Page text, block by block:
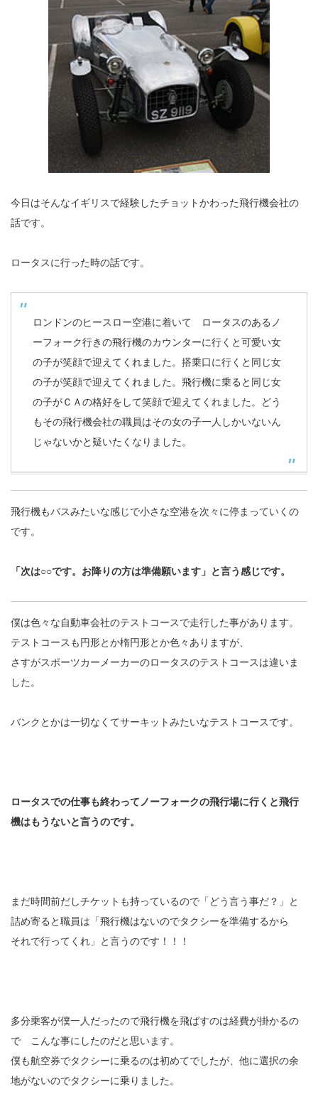
今日はそんなイギリスで経験したチョットかわった飛行機会社の
話です。
ロータスに行った時の話です。
ロンドンのヒースロー空港に着いて ロータスのあるノ
ーフォーク行きの飛行機のカウンターに行くと可愛い女
の子が笑顔で迎えてくれました。搭乗口に行くと同じ女
の子が笑顔で迎えてくれました。飛行機に乗ると同じ女
の子がＣＡの格好をして笑顔で迎えてくれました。どう
もその飛行機会社の職員はその女の子一人しかいないん
じゃないかと疑いたくなりました。
飛行機もバスみたいな感じで小さな空港を次々に停まっていくの
です。
「次は○○です。お降りの方は準備願います」と言う感じです。
僕は色々な自動車会社のテストコースで走行した事があります。
テストコースも円形とか楕円形とか色々ありますが、
さすがスポーツカーメーカーのロータスのテストコースは違いま
した。
バンクとかは一切なくてサーキットみたいなテストコースです。
ロータスでの仕事も終わってノーフォークの飛行場に行くと飛行
機はもうないと言うのです。
まだ時間前だしチケットも持っているので「どう言う事だ？」と
詰め寄ると職員は「飛行機はないのでタクシーを準備するから
それで行ってくれ」と言うのです！！！
多分乗客が僕一人だったので飛行機を飛ばすのは経費が掛かるの
で こんな事にしたのだと思います。
僕も航空券でタクシーに乗るのは初めてでしたが、他に選択の余
地がないのでタクシーに乗りました。